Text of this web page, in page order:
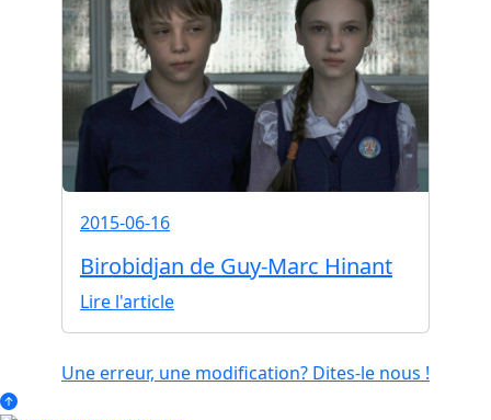
2015-06-16
Birobidjan de Guy-Marc Hinant
Lire l'article
Une erreur, une modification? Dites-le nous !